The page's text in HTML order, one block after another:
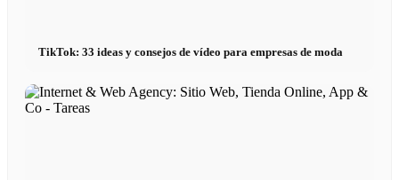
TikTok: 33 ideas y consejos de vídeo para empresas de moda